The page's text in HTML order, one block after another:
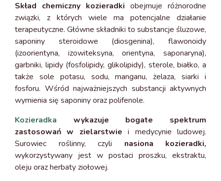
Skład chemiczny kozieradki obejmuje różnorodne
związki, z których wiele ma potencjalne działanie
terapeutyczne. Główne składniki to substancje śluzowe,
saponiny steroidowe (diosgenina), flawonoidy
(izoorientyna, izowiteksyna, orientyna, saponaryna),
garbniki, lipidy (fosfolipidy, glikolipidy), sterole, białko, a
także sole potasu, sodu, manganu, żelaza, siarki i
fosforu. Wśród najważniejszych substancji aktywnych
wymienia się saponiny oraz polifenole.
Kozieradka wykazuje bogate spektrum
zastosowań w zielarstwie i medycynie ludowej.
Surowiec roślinny, czyli nasiona kozieradki,
wykorzystywany jest w postaci proszku, ekstraktu,
oleju oraz herbaty ziołowej.